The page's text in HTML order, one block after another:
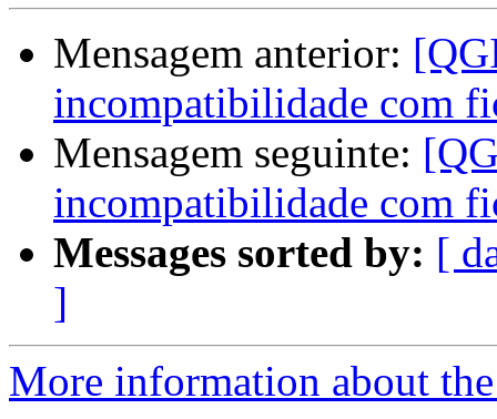
Mensagem anterior:
incompatibilidade com
Mensagem seguinte:
incompatibilidade com
Messages sorted by: [
]
More information about